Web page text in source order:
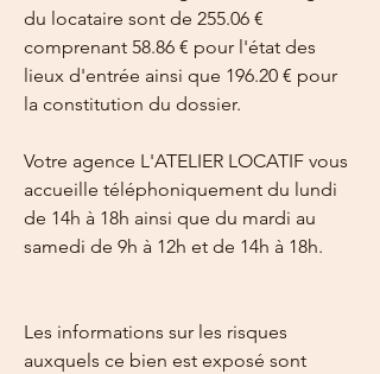
du locataire sont de 255.06 €
comprenant 58.86 € pour l'état des
lieux d'entrée ainsi que 196.20 € pour
la constitution du dossier.
Votre agence L'ATELIER LOCATIF vous
accueille téléphoniquement du lundi
de 14h à 18h ainsi que du mardi au
samedi de 9h à 12h et de 14h à 18h.
Les informations sur les risques
auxquels ce bien est exposé sont